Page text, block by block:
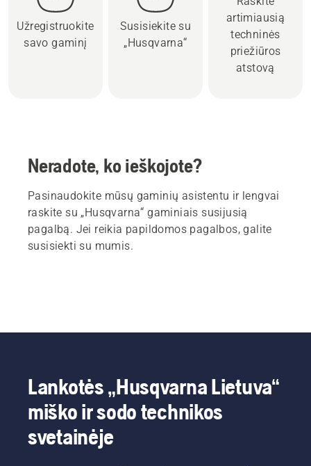
Užregistruokite
savo gaminį
Susisiekite su
„Husqvarna“
artimiausią
techninės
priežiūros
atstovą
Neradote, ko ieškojote?
Pasinaudokite mūsų gaminių asistentu ir lengvai
raskite su „Husqvarna“ gaminiais susijusią
pagalbą. Jei reikia papildomos pagalbos, galite
susisiekti su mumis.
Lankotės „Husqvarna Lietuva“
miško ir sodo technikos
svetainėje